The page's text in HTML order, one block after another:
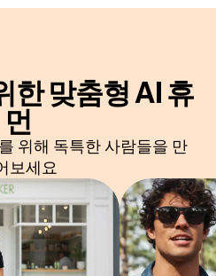
한 맞춤형 AI 휴
먼
위해 독특한 사람들을 만
보세요